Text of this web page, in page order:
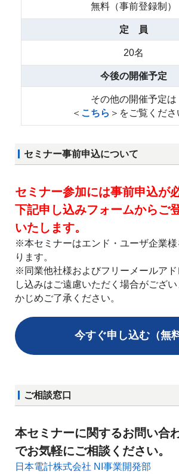
無料（事前登録制）
定 員
20名
今後の開催予定
その他の開催予定は
＜ こちら ＞をご覧くださ
セミナー事前申込について
セミナー参加には事前申込が
下記申し込みフォームからご
いたします。
※本セミナーはエンド・ユーザ企業
ります。
※同業他社様およびフリーメールアド
し込みはご遠慮いただく場合がござ
かじめご了承ください。
今すぐ申し込む（無料
ご相談窓口
本セミナーに関するお問い合
でお気軽にご相談ください。
日本電計株式会社 NI事業開発部